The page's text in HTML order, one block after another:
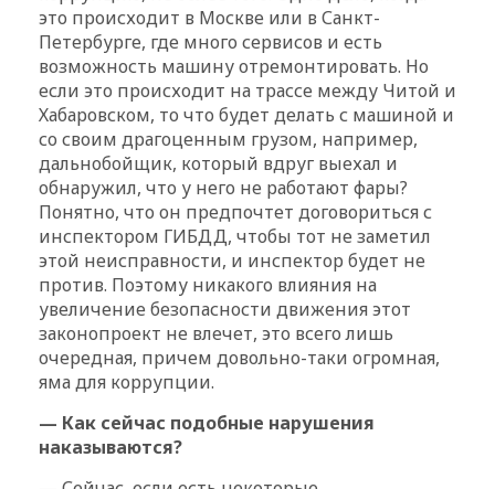
это происходит в Москве или в Санкт-
Петербурге, где много сервисов и есть
возможность машину отремонтировать. Но
если это происходит на трассе между Читой и
Хабаровском, то что будет делать с машиной и
со своим драгоценным грузом, например,
дальнобойщик, который вдруг выехал и
обнаружил, что у него не работают фары?
Понятно, что он предпочтет договориться с
инспектором ГИБДД, чтобы тот не заметил
этой неисправности, и инспектор будет не
против. Поэтому никакого влияния на
увеличение безопасности движения этот
законопроект не влечет, это всего лишь
очередная, причем довольно-таки огромная,
яма для коррупции.
— Как сейчас подобные нарушения
наказываются?